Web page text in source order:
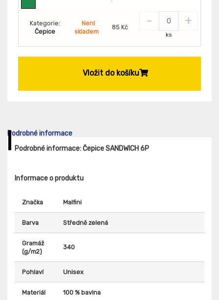
Kategorie:
Čepice
Není
skladem
85 Kč - +
ks
Vložit do košíku
Podrobné informace
Podrobné informace: Čepice SANDWICH 6P
Informace o produktu
Značka Malfini
Barva Středně zelená
Gramáž
(g/m2)
340
Pohlaví Unisex
Materiál 100 % bavlna